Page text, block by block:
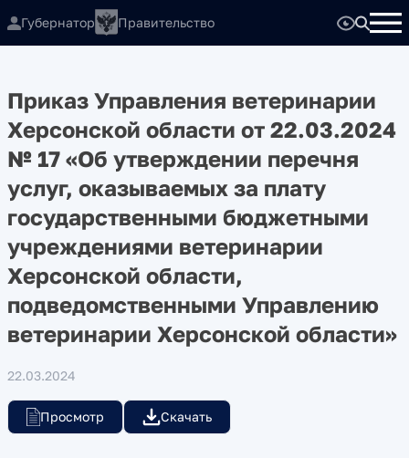
Губернатор Правительство
Приказ Управления ветеринарии
Херсонской области от 22.03.2024
№ 17 «Об утверждении перечня
услуг, оказываемых за плату
государственными бюджетными
учреждениями ветеринарии
Херсонской области,
подведомственными Управлению
ветеринарии Херсонской области»
22.03.2024
Просмотр Скачать